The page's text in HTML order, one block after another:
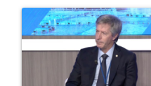
Un artículo de tendencia con